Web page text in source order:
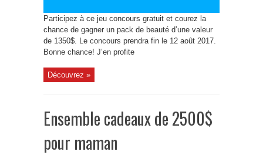
Participez à ce jeu concours gratuit et courez la
chance de gagner un pack de beauté d’une valeur
de 1350$. Le concours prendra fin le 12 août 2017.
Bonne chance! J’en profite
Découvrez »
Ensemble cadeaux de 2500$
pour maman